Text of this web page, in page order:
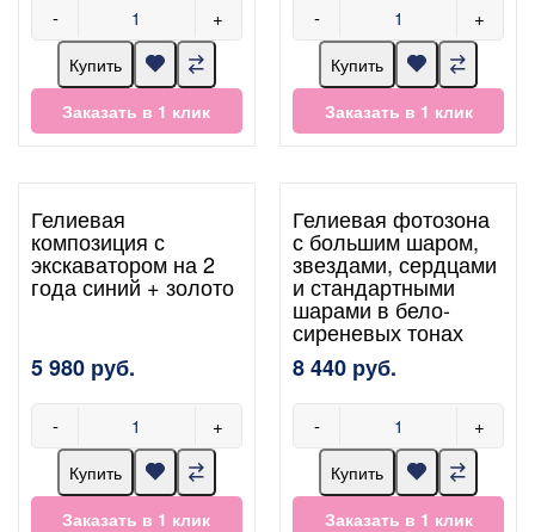
- +
Купить
Заказать в 1 клик
- +
Купить
Заказать в 1 клик
Гелиевая
композиция с
экскаватором на 2
года синий + золото
5 980 руб.
- +
Купить
Заказать в 1 клик
Гелиевая фотозона
с большим шаром,
звездами, сердцами
и стандартными
шарами в бело-
сиреневых тонах
8 440 руб.
- +
Купить
Заказать в 1 клик